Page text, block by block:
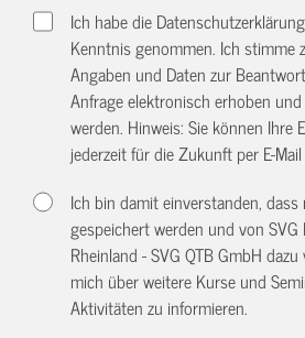
Ich habe die
Kenntnis genommen. Ich stimme
Angaben und Daten zur
Anfrage elektronisch erhoben
werden. Hinweis: Sie können Ihre
jederzeit für die Zukunft per E-
Ich bin damit einverstanden, dass
gespeichert werden und von
Rheinland - SVG QTB GmbH
mich über weitere Kurse und
Aktivitäten zu informieren.